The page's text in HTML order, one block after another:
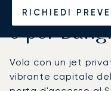
RICHIEDI
Noleggia
o per
Vola con un jet
vibrante capitale